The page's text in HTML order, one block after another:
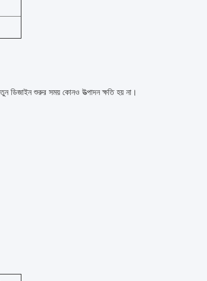
ডিজাইন শুরুর সময় কোনও উত্পাদন ক্ষতি হয় না।